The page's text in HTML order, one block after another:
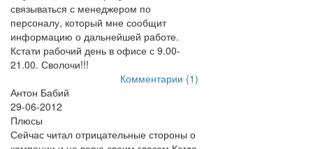
связываться с менеджером по
персоналу, который мне сообщит
информацию о дальнейшей работе.
Кстати рабочий день в офисе с 9.00-
21.00. Сволочи!!!
Комментарии (1)
Антон Бабий
29-06-2012
Плюсы
Сейчас читал отрицательные стороны о